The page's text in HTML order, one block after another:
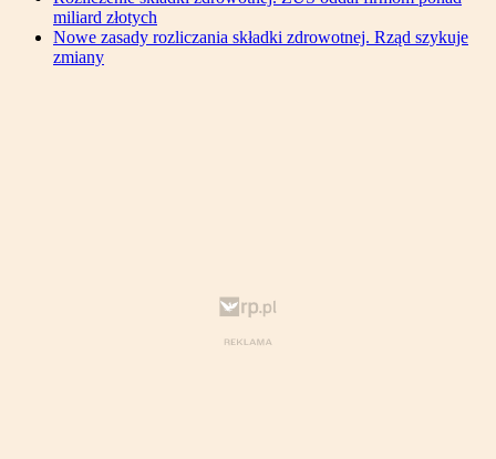
miliard złotych
Nowe zasady rozliczania składki zdrowotnej. Rząd szykuje
zmiany